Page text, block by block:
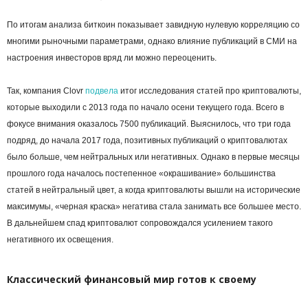
По итогам анализа биткоин показывает завидную нулевую корреляцию со
многими рыночными параметрами, однако влияние публикаций в СМИ на
настроения инвесторов вряд ли можно переоценить.
Так, компания Clovr подвела итог исследования статей про криптовалюты,
которые выходили с 2013 года по начало осени текущего года. Всего в
фокусе внимания оказалось 7500 публикаций. Выяснилось, что три года
подряд, до начала 2017 года, позитивных публикаций о криптовалютах
было больше, чем нейтральных или негативных. Однако в первые месяцы
прошлого года началось постепенное «окрашивание» большинства
статей в нейтральный цвет, а когда криптовалюты вышли на исторические
максимумы, «черная краска» негатива стала занимать все большее место.
В дальнейшем спад криптовалют сопровождался усилением такого
негативного их освещения.
Классический финансовый мир готов к своему